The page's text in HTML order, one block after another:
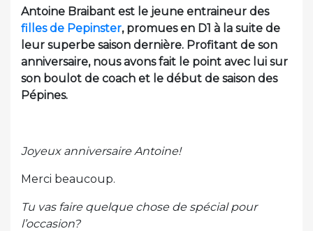
Antoine Braibant est le jeune entraineur des
filles de Pepinster, promues en D1 à la suite de
leur superbe saison dernière. Profitant de son
anniversaire, nous avons fait le point avec lui sur
son boulot de coach et le début de saison des
Pépines.
Joyeux anniversaire Antoine!
Merci beaucoup.
Tu vas faire quelque chose de spécial pour
l’occasion?